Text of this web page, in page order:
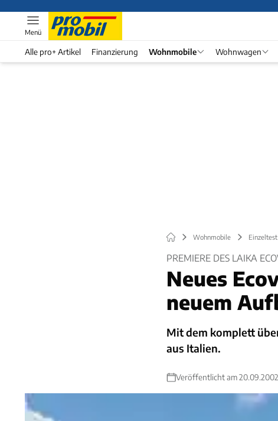
Menü
Alle pro+ Artikel Finanzierung Wohnmobile Wohnwagen
Wohnmobile Einzeltest
PREMIERE DES LAIKA
Neues
neuem
Mit dem komplett
aus Italien.
Veröffentlicht am 20.09.2002